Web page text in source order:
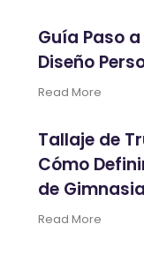
Guía Paso
Diseño
Read More
Tallaje de
Cómo
de
Read More